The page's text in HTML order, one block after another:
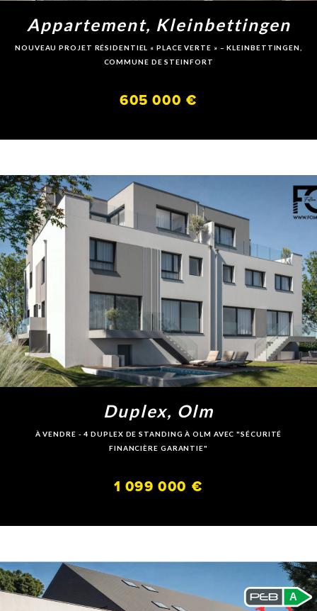
Appartement, Kleinbettingen
NOUVEAU PROJET RÉSIDENTIEL « PLACE VERTE » – KLEINBETTINGEN,
COMMUNE DE STEINFORT
605 000 €
Duplex, Olm
À VENDRE - 4 DUPLEX DE STANDING À OLM AVEC "SÉCURITÉ
FINANCIÈRE GARANTIE"
1 099 000 €
A